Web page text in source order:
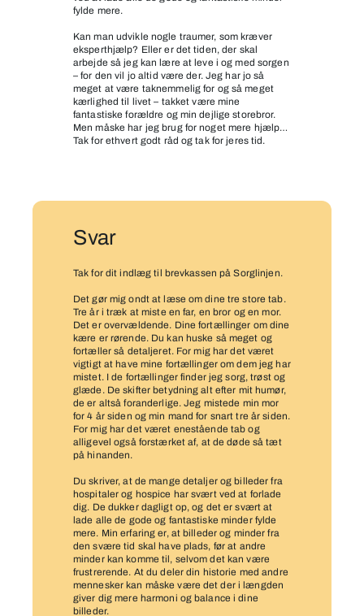
fylde mere.
Kan man udvikle nogle traumer, som kræver
eksperthjælp? Eller er det tiden, der skal
arbejde så jeg kan lære at leve i og med sorgen
– for den vil jo altid være der. Jeg har jo så
meget at være taknemmelig for og så meget
kærlighed til livet – takket være mine
fantastiske forældre og min dejlige storebror.
Men måske har jeg brug for noget mere hjælp…
Tak for ethvert godt råd og tak for jeres tid.
Svar
Tak for dit indlæg til brevkassen på Sorglinjen.
Det gør mig ondt at læse om dine tre store tab.
Tre år i træk at miste en far, en bror og en mor.
Det er overvældende. Dine fortællinger om dine
kære er rørende. Du kan huske så meget og
fortæller så detaljeret. For mig har det været
vigtigt at have mine fortællinger om dem jeg har
mistet. I de fortællinger finder jeg sorg, trøst og
glæde. De skifter betydning alt efter mit humør,
de er altså foranderlige. Jeg mistede min mor
for 4 år siden og min mand for snart tre år siden.
For mig har det været enestående tab og
alligevel også forstærket af, at de døde så tæt
på hinanden.
Du skriver, at de mange detaljer og billeder fra
hospitaler og hospice har svært ved at forlade
dig. De dukker dagligt op, og det er svært at
lade alle de gode og fantastiske minder fylde
mere. Min erfaring er, at billeder og minder fra
den svære tid skal have plads, før at andre
minder kan komme til, selvom det kan være
frustrerende. At du deler din historie med andre
mennesker kan måske være det der i længden
giver dig mere harmoni og balance i dine
billeder.